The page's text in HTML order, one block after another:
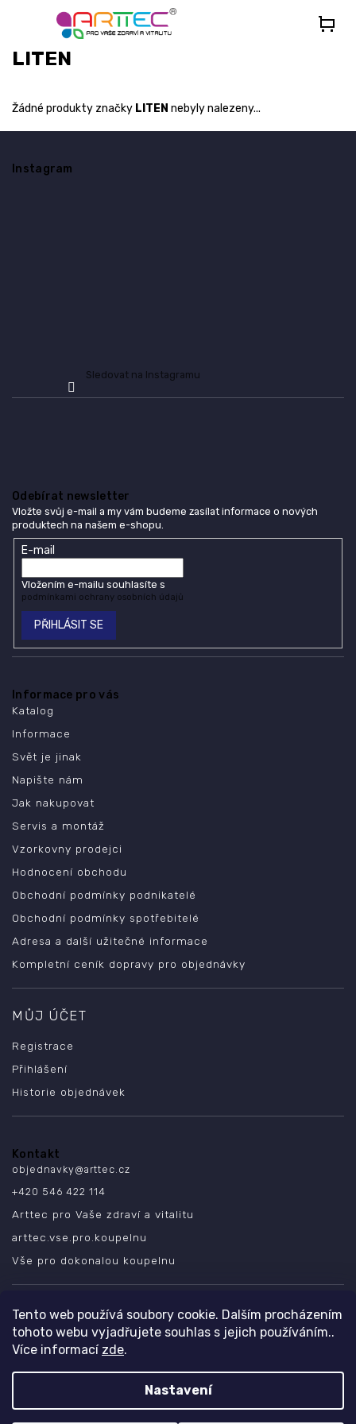
Tento web používá soubory cookie. Dalším procházením
tohoto webu vyjadřujete souhlas s jejich používáním..
Více informací zde.
Nastavení
LITEN
Žádné produkty značky LITEN nebyly nalezeny...
Instagram
Sledovat na Instagramu
Odebírat newsletter
Vložte svůj e-mail a my vám budeme zasílat informace o nových
produktech na našem e-shopu.
E-mail
Vložením e-mailu souhlasíte s
podmínkami ochrany osobních údajů
PŘIHLÁSIT SE
Informace pro vás
Katalog
Informace
Svět je jinak
Napište nám
Jak nakupovat
Servis a montáž
Vzorkovny prodejci
Hodnocení obchodu
Obchodní podmínky podnikatelé
Obchodní podmínky spotřebitelé
Adresa a další užitečné informace
Kompletní ceník dopravy pro objednávky
MŮJ ÚČET
Registrace
Přihlášení
Historie objednávek
Kontakt
objednavky@arttec.cz
+420 546 422 114
Arttec pro Vaše zdraví a vitalitu
arttec.vse.pro.koupelnu
Vše pro dokonalou koupelnu
SLEDUJTE NÁS
Copyright 2026ARTTEC s.r.o.. Všechna práva vyhrazena.